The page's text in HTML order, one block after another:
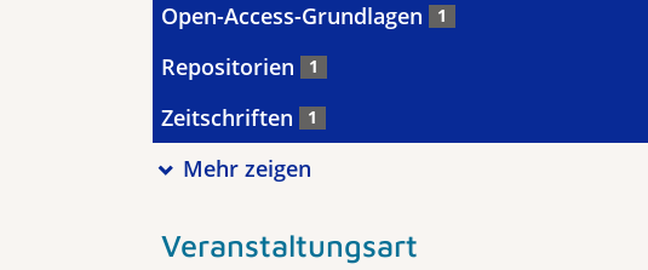
Open-Access-Grundlagen 1
Repositorien 1
Zeitschriften 1
Mehr zeigen
Veranstaltungsart